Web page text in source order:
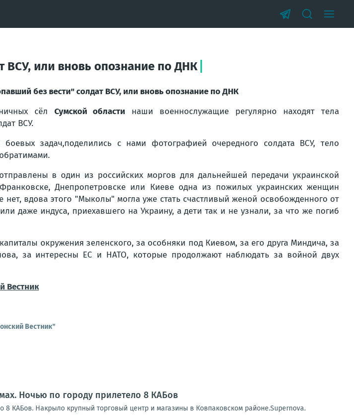
ВСУ, или вновь опознание по ДНК
без вести" солдат ВСУ, или вновь опознание по ДНК
сёл Сумской области наши военнослужащие регулярно находят тела
ВСУ.
задач,поделились с нами фотографией очередного солдата ВСУ, тело
в один из российских моргов для дальнейшей передачи украинской
Днепропетровске или Киеве одна из пожилых украинских женщин
нет, вдова этого "Мыколы" могла уже стать счастливый женой освобожденного от
даже индуса, приехавшего на Украину, а дети так и не узнали, за что же погиб
окружения зеленского, за особняки под Киевом, за его друга Миндича, за
за интересны ЕС и НАТО, которые продолжают наблюдать за войной двух
Вестник
Вестник"
Ночью по городу прилетело 8 КАБов
8 КАБов. Накрыло крупный торговый центр и магазины в Ковпаковском районе.Supernova.